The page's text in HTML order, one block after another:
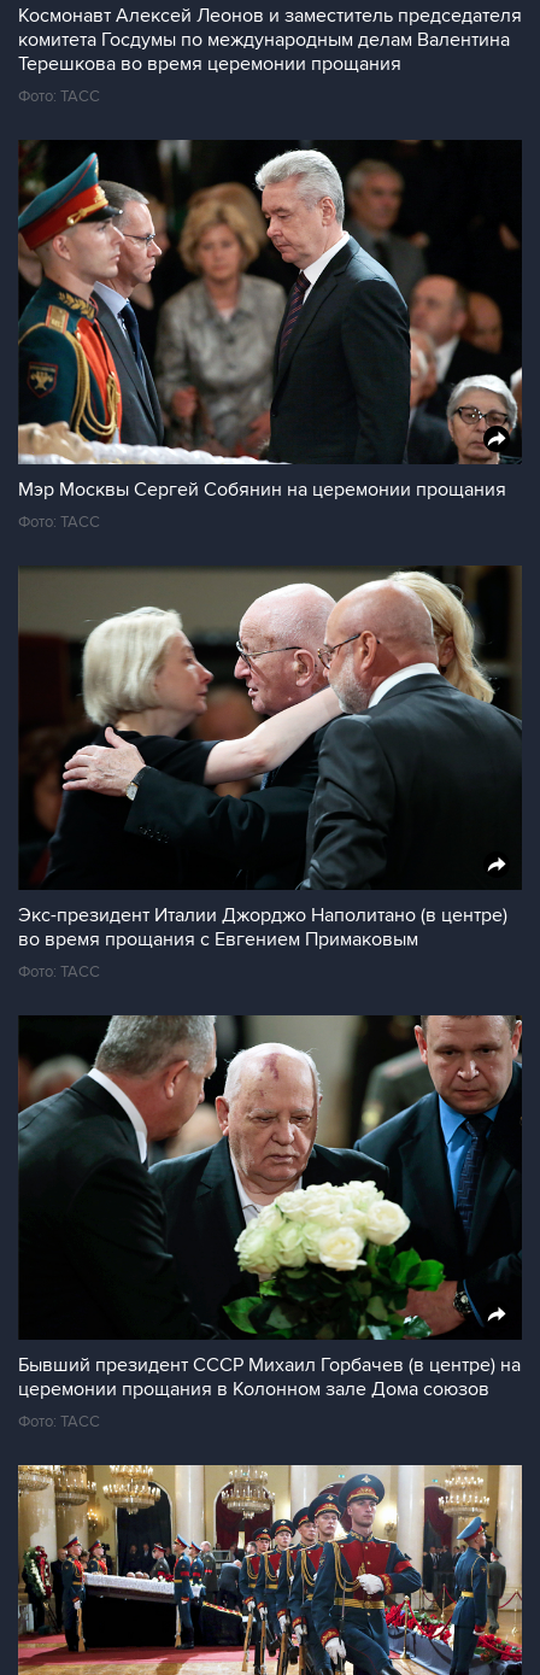
Космонавт Алексей Леонов и заместитель председателя
комитета Госдумы по международным делам Валентина
Терешкова во время церемонии прощания
Фото: ТАСС
Мэр Москвы Сергей Собянин на церемонии прощания
Фото: ТАСС
Экс-президент Италии Джорджо Наполитано (в центре)
во время прощания с Евгением Примаковым
Фото: ТАСС
Бывший президент СССР Михаил Горбачев (в центре) на
церемонии прощания в Колонном зале Дома союзов
Фото: ТАСС